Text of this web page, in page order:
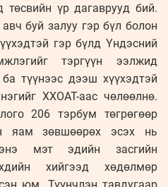
үр дагаврууд бий.
буй залуу гэр бүл болон
гэр бүлд Үндэсний
тэргүүн ээлжид
түүнээс дээш хүүхэдтэй
ХХОАТ-аас чөлөөлнө.
206 тэрбум төгрөгөөр
яам зөвшөөрөх эсэх нь
энэ мэт эдийн засгийн
хийгээд хөдөлмөр
юм. Түүнчлэн тавдугаар